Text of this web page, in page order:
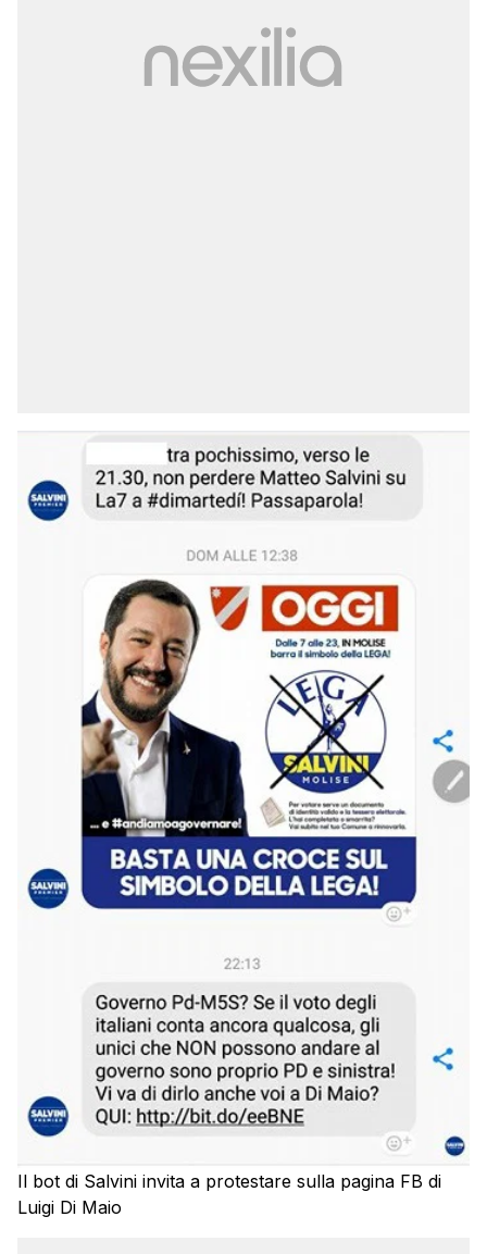
Il bot di Salvini invita a protestare sulla pagina FB di
Luigi Di Maio